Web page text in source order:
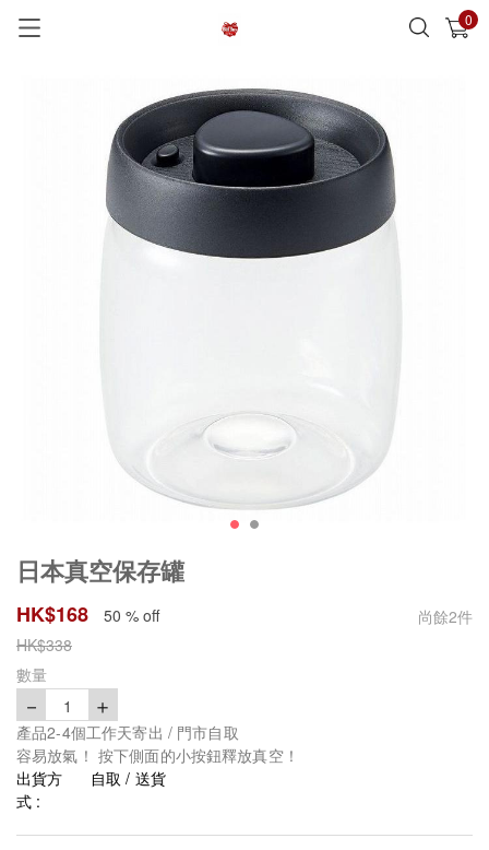
0
已加入購物車 查看
日本真空保存罐
HK$168 50 % off 尚餘2件
HK$338
數量
－ 1 ＋
產品2-4個工作天寄出 / 門市自取
容易放氣！ 按下側面的小按鈕釋放真空！
出貨方
式 :
自取 / 送貨